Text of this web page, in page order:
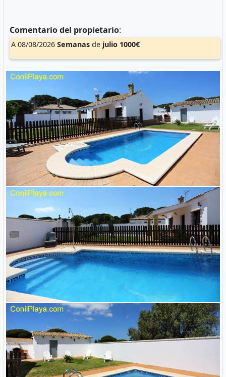
Comentario del propietario:
A 08/08/2026Semanas de julio 1000€